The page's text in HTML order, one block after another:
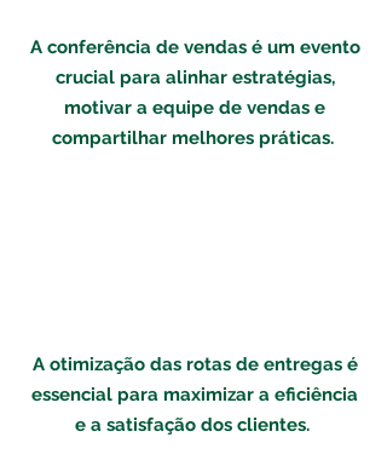
A conferência de vendas é um evento
crucial para alinhar estratégias,
motivar a equipe de vendas e
compartilhar melhores práticas.
A otimização das rotas de entregas é
essencial para maximizar a eficiência
e a satisfação dos clientes.